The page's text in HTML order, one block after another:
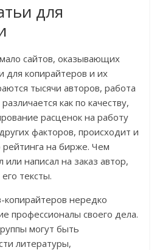
для
сайтов, оказывающих
для копирайтеров и их
тысячи авторов, работа
как по качеству,
расценок на работу
факторов, происходит и
на бирже. Чем
написал на заказ автор,
тексты.
нередко
профессионалы своего дела.
могут быть
литературы,